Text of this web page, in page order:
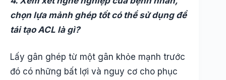
chọn lựa mảnh ghép tốt có thể sử dụng để
tái tạo ACL là gì?
Lấy gân ghép từ một gân khỏe mạnh trước
đó có những bất lợi và nguy cơ cho phục